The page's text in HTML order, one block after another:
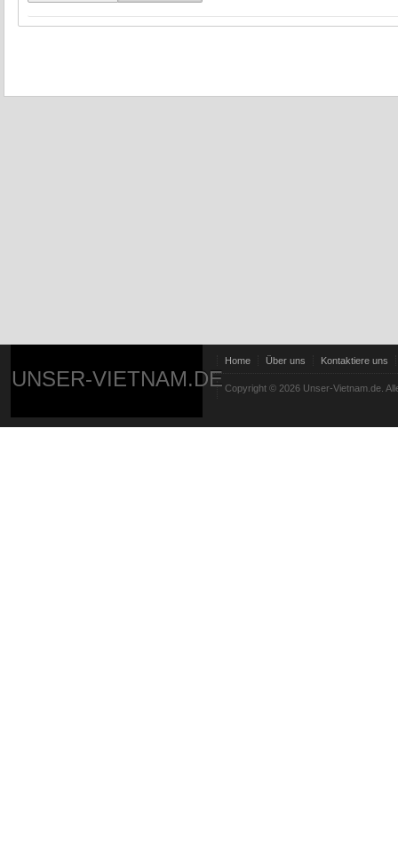
UNSER-VIETNAM.DE
Home Über uns Kontaktiere uns
Copyright © 2026 Unser-Vietnam.de.